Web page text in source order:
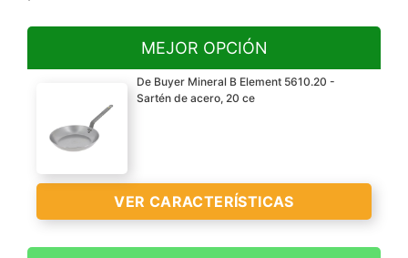
MEJOR OPCIÓN
De Buyer Mineral B Element 5610.20 -
Sartén de acero, 20 ce
VER CARACTERÍSTICAS